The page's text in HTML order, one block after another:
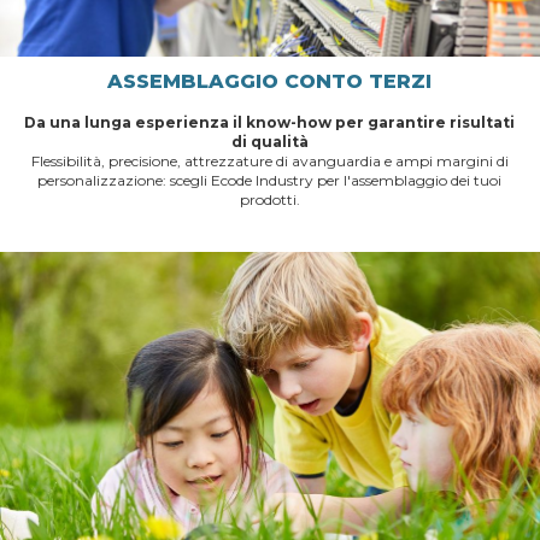
ASSEMBLAGGIO CONTO TERZI
Da una lunga esperienza il know-how per garantire risultati
di qualità
Flessibilità, precisione, attrezzature di avanguardia e ampi margini di
personalizzazione: scegli Ecode Industry per l'assemblaggio dei tuoi
prodotti.